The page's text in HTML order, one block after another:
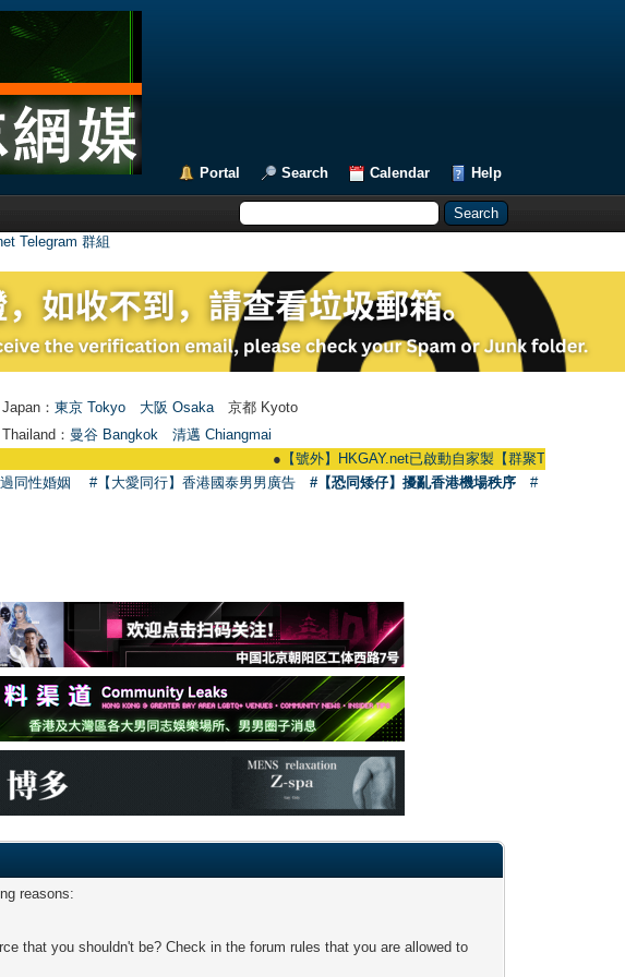
Portal Search Calendar Help
Telegram 群組
： 東京 Tokyo 大阪 Osaka 京都 Kyoto
： 曼谷 Bangkok
清邁 Chiangmai
【號外】HKGAY.net已啟動自家製【群聚Telegram群組
同性婚姻 #【大愛同行】香港國泰男男廣告 #【恐同矮仔】擾亂香港機場秩序
#
reasons:
that you shouldn't be? Check in the forum rules that you are allowed to